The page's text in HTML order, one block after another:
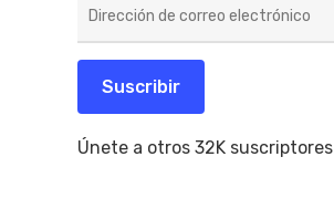
de
electrónico
Suscribir
Únete a otros 32K suscriptores